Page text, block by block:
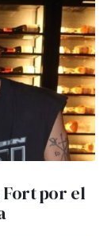
Fort por el